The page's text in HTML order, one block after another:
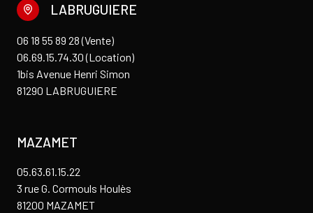
LABRUGUIERE
06 18 55 89 28 (Vente)
06.69.15.74.30 (Location)
1bis Avenue Henri Simon
81290 LABRUGUIERE
MAZAMET
05.63.61.15.22
3 rue G. Cormouls Houlès
81200 MAZAMET